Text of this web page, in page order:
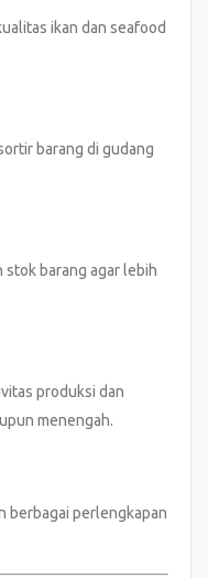
ikan dan seafood
barang di gudang
stok barang agar lebih
produksi dan
menengah.
berbagai perlengkapan